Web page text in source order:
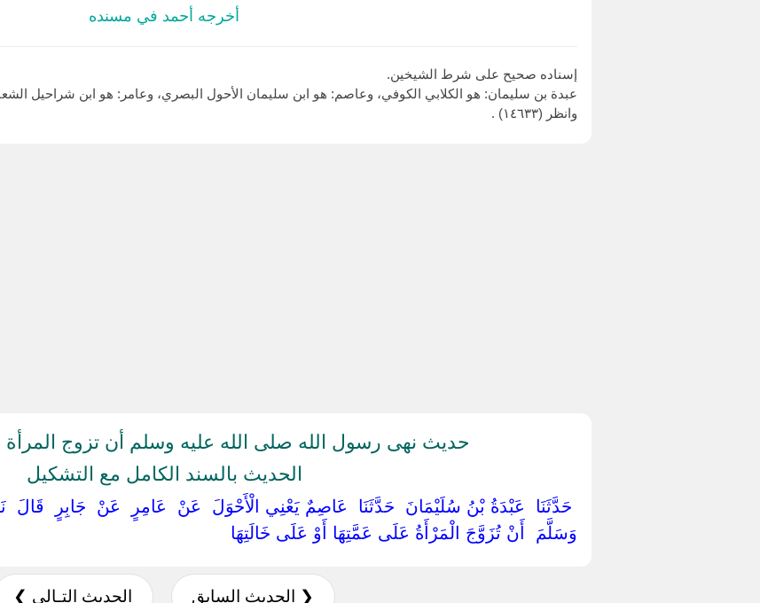
أخرجه أحمد في مسنده
إسناده صحيح على شرط الشيخين.
عبدة بن سليمان: هو الكلابي الكوفي، وعاصم: هو ابن سليمان الأحول البصري، وعامر: هو ابن شراحيل
وانظر (١٤٦٣٣) .
حديث نهى رسول الله صلى الله عليه وسلم أن تزوج
الحديث بالسند الكامل مع التشكيل
‏حَدَّثَنَا ‏ ‏عَبْدَةُ بْنُ سُلَيْمَانَ ‏ ‏حَدَّثَنَا ‏ ‏عَاصِمٌ يَعْنِي الْأَحْوَلَ ‏ ‏عَنْ ‏ ‏عَامِرٍ ‏ ‏عَنْ ‏ ‏جَابِرٍ ‏ ‏قَالَ
وَسَلَّمَ ‏ ‏أَنْ تُزَوَّجَ الْمَرْأَةُ عَلَى عَمَّتِهَا أَوْ عَلَى خَالَتِهَا ‏
❮ الحديث السابق الحديث التـالي ❯